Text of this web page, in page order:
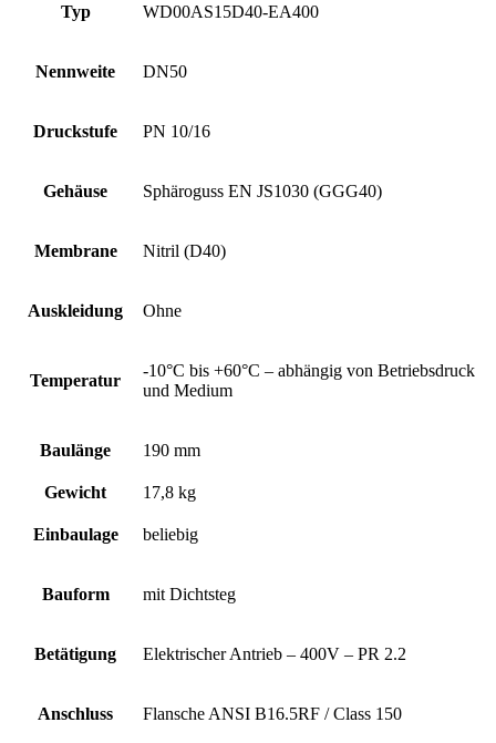
Typ WD00AS15D40-EA400
Nennweite DN50
Druckstufe PN 10/16
Gehäuse Sphäroguss EN JS1030 (GGG40)
Membrane Nitril (D40)
Auskleidung Ohne
Temperatur
-10°C bis +60°C – abhängig von Betriebsdruck
und Medium
Baulänge 190 mm
Gewicht 17,8 kg
Einbaulage beliebig
Bauform mit Dichtsteg
Betätigung Elektrischer Antrieb – 400V – PR 2.2
Anschluss Flansche ANSI B16.5RF / Class 150